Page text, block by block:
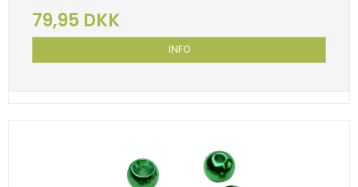
79,95 DKK
INFO